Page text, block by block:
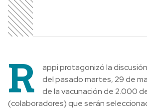
R
appi protagonizó la
del pasado martes, 29 de
de la vacunación de 2.000
(colaboradores) que serán